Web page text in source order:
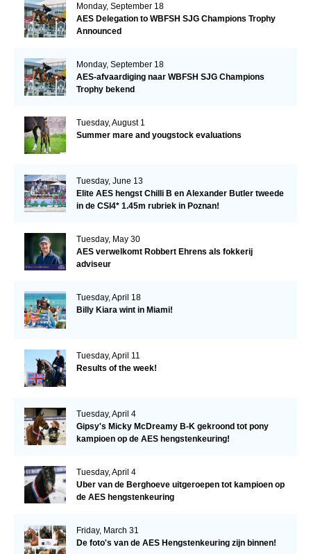
Monday, September 18
AES Delegation to WBFSH SJG Champions Trophy
Announced
Monday, September 18
AES-afvaardiging naar WBFSH SJG Champions
Trophy bekend
Tuesday, August 1
Summer mare and yougstock evaluations
Tuesday, June 13
Elite AES hengst Chilli B en Alexander Butler tweede
in de CSI4* 1.45m rubriek in Poznan!
Tuesday, May 30
AES verwelkomt Robbert Ehrens als fokkerij
adviseur
Tuesday, April 18
Billy Kiara wint in Miami!
Tuesday, April 11
Results of the week!
Tuesday, April 4
Gipsy's Micky McDreamy B-K gekroond tot pony
kampioen op de AES hengstenkeuring!
Tuesday, April 4
Uber van de Berghoeve uitgeroepen tot kampioen op
de AES hengstenkeuring
Friday, March 31
De foto's van de AES Hengstenkeuring zijn binnen!